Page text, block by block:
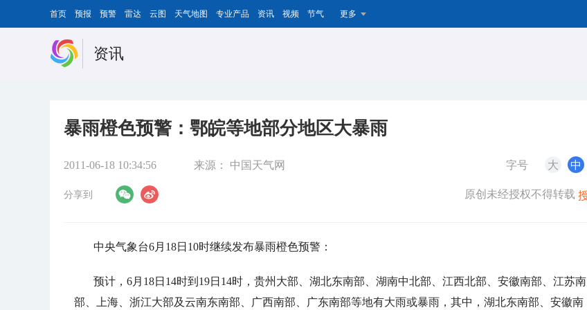
首页 预报 预警 雷达 云图 天气地图 专业产品 资讯 视频 节气 更多
资讯
暴雨橙色预警：鄂皖等地部分地区大暴雨
2011-06-18 10:34:56 来源： 中国天气网 字号 大 中
分享到 原创未经授权不得转载
中央气象台6月18日10时继续发布暴雨橙色预警：
预计，6月18日14时到19日14时，贵州大部、湖北东南部、湖南中北部、江西北部、安徽南部、江苏南
部、上海、浙江大部及云南东南部、广西南部、广东南部等地有大雨或暴雨，其中，湖北东南部、安徽南